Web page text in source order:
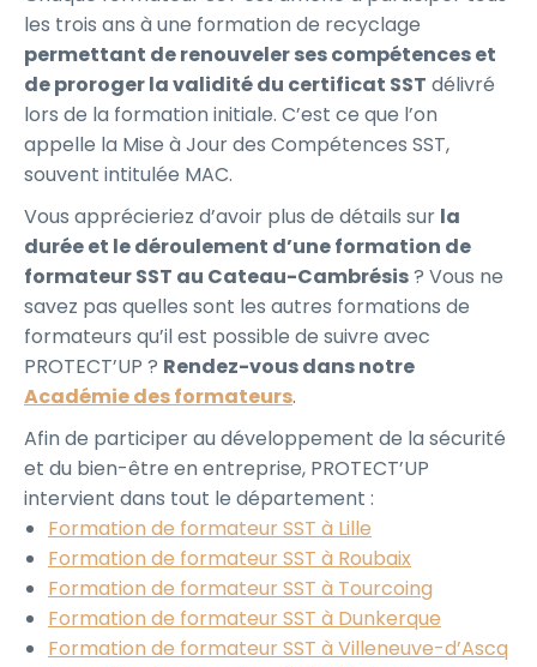
les trois ans à une formation de recyclage
permettant de renouveler ses compétences et
de proroger la validité du certificat SST délivré
lors de la formation initiale. C’est ce que l’on
appelle la Mise à Jour des Compétences SST,
souvent intitulée MAC.
Vous apprécieriez d’avoir plus de détails sur la
durée et le déroulement d’une formation de
formateur SST au Cateau-Cambrésis? Vous ne
savez pas quelles sont les autres formations de
formateurs qu’il est possible de suivre avec
PROTECT’UP ? Rendez-vous dans notre
Académie des formateurs.
Afin de participer au développement de la sécurité
et du bien-être en entreprise, PROTECT’UP
intervient dans tout le département :
Formation de formateur SST à Lille
Formation de formateur SST à Roubaix
Formation de formateur SST à Tourcoing
Formation de formateur SST à Dunkerque
Formation de formateur SST à Villeneuve-d’Ascq